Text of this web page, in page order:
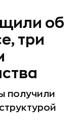
об
три
получили